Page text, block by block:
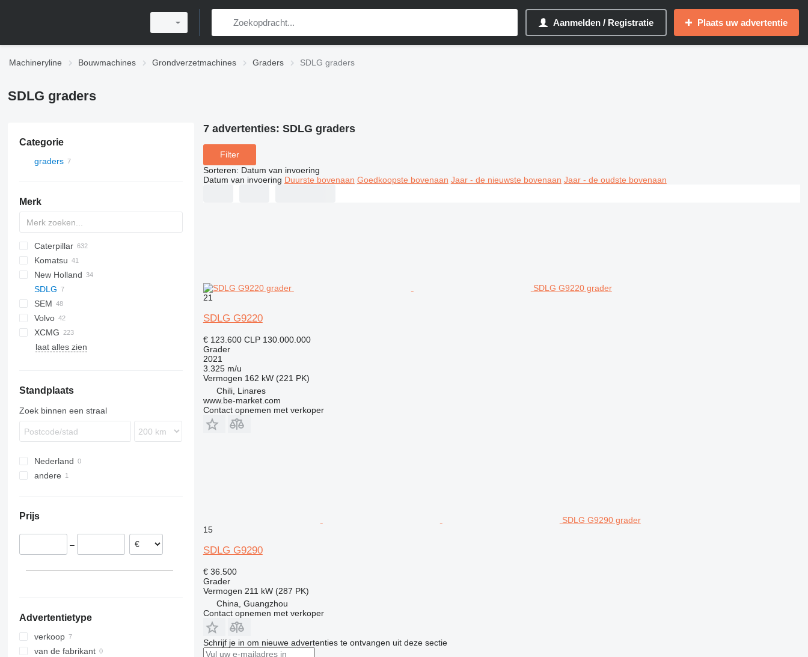
Aanmelden / Registratie Plaats uw advertentie
Machineryline Bouwmachines Grondverzetmachines Graders SDLG graders
SDLG graders
Categorie
graders
Merk
BG
143
836 C
845
Caterpillar
12H
12K
12M
120
140
160
428
710
720
730
F-series
FG
BG
HMK
Komatsu
GD
CLG
New Holland
G-series
NH
RG
F-series
G-series
SDLG
G-Series
G9190
G9220
G9290
SEM
919
920
921
STG
SG
TG
Volvo
G-series
XCMG
GR
PY
laat alles zien
Standplaats
Zoek binnen een straal
Nederland
andere
Prijs
–
Advertentietype
verkoop
van de fabrikant
7 advertenties: SDLG graders
Filter
Sorteren: Datum van invoering
Datum van invoering Duurste bovenaan Goedkoopste bovenaan Jaar - de nieuwste bovenaan Jaar - de oudste bovenaan
SDLG G9220 grader
21
SDLG G9220
€ 123.600 CLP 130.000.000
Grader
2021
3.325 m/u
Vermogen 162 kW (221 PK)
Chili, Linares
www.be-market.com
Contact opnemen met verkoper
SDLG G9290 grader
15
SDLG G9290
€ 36.500
Grader
Vermogen 211 kW (287 PK)
China, Guangzhou
Contact opnemen met verkoper
Schrijf je in om nieuwe advertenties te ontvangen uit deze sectie